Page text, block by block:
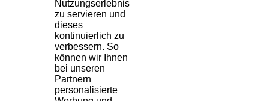
Nutzungserlebnis
zu servieren und
dieses
kontinuierlich zu
verbessern. So
können wir Ihnen
bei unseren
Partnern
personalisierte